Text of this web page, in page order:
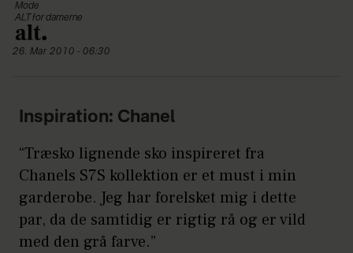
Mode
ALT for damerne
26. Mar 2010 - 06:30
Inspiration: Chanel
“Træsko lignende sko inspireret fra
Chanels S7S kollektion er et must i min
garderobe. Jeg har forelsket mig i dette
par, da de samtidig er rigtig rå og er vild
med den grå farve.”